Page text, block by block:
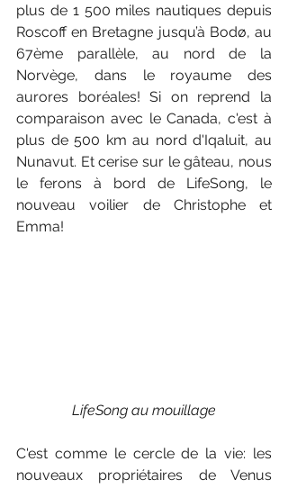
plus de 1 500 miles nautiques depuis
Roscoff en Bretagne jusqu’à Bodø, au
67ème parallèle, au nord de la
Norvège, dans le royaume des
aurores boréales! Si on reprend la
comparaison avec le Canada, c'est à
plus de 500 km au nord d'Iqaluit, au
Nunavut. Et cerise sur le gâteau, nous
le ferons à bord de LifeSong, le
nouveau voilier de Christophe et
Emma!
LifeSong au mouillage
C'est comme le cercle de la vie: les
nouveaux propriétaires de Venus